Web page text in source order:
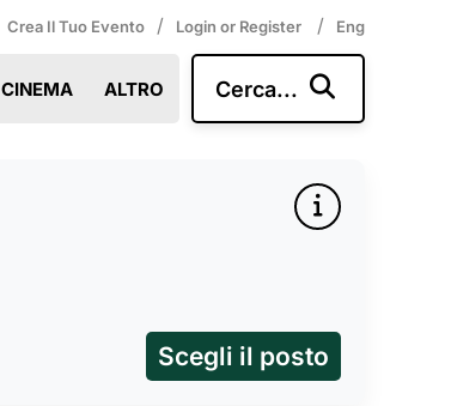
Crea Il Tuo Evento / Login or Register / Eng
CINEMA ALTRO Cerca...
Scegli il posto